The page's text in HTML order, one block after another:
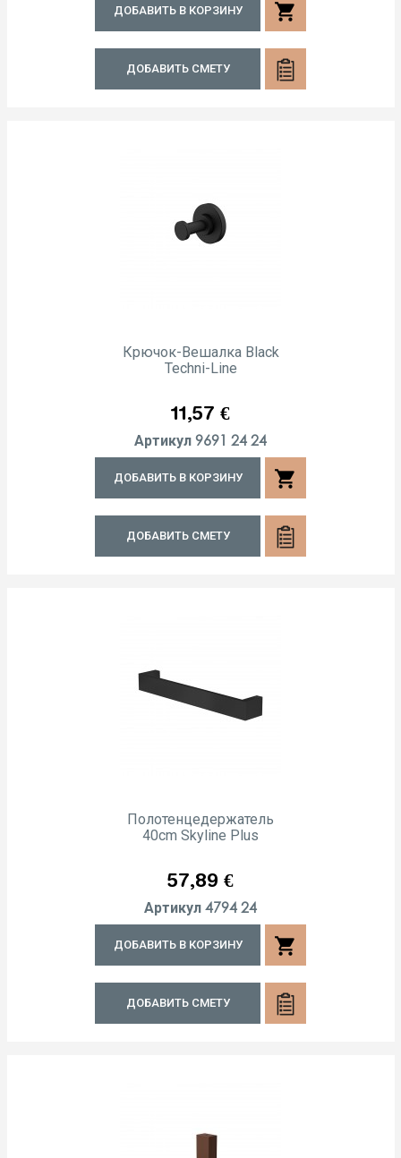
ДОБАВИТЬ В КОРЗИНУ shopping_cart
ДОБАВИТЬ СМЕТУ
Крючок-Вешалка Black
Techni-Line
Цена
11,57 €
Артикул 9691 24 24
ДОБАВИТЬ В КОРЗИНУ shopping_cart
ДОБАВИТЬ СМЕТУ
Полотенцедержатель
40cm Skyline Plus
Цена
57,89 €
Артикул 4794 24
ДОБАВИТЬ В КОРЗИНУ shopping_cart
ДОБАВИТЬ СМЕТУ